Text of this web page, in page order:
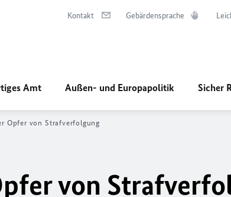
Kontakt Gebärdensprache
Amt Außen- und Europapolitik Sicher
Opfer von Strafverfolgung
von